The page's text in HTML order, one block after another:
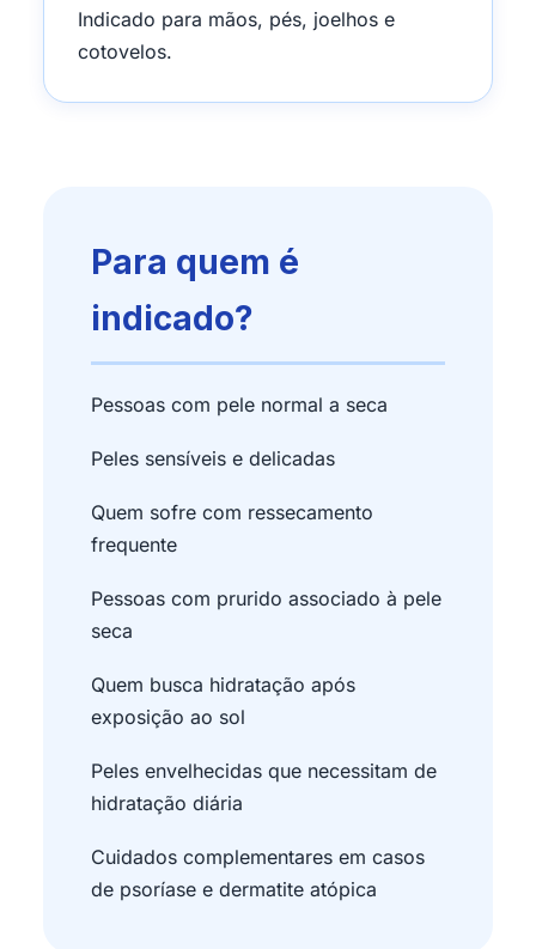
Indicado para mãos, pés, joelhos e
cotovelos.
Para quem é
indicado?
Pessoas com pele normal a seca
Peles sensíveis e delicadas
Quem sofre com ressecamento
frequente
Pessoas com prurido associado à pele
seca
Quem busca hidratação após
exposição ao sol
Peles envelhecidas que necessitam de
hidratação diária
Cuidados complementares em casos
de psoríase e dermatite atópica